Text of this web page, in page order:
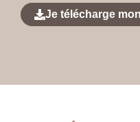
Je télécharge